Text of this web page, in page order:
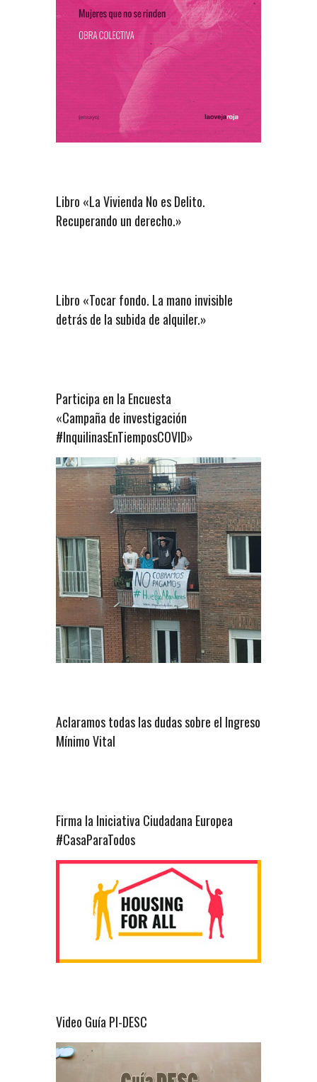
Libro «La Vivienda No es Delito.
Recuperando un derecho.»
Libro «Tocar fondo. La mano invisible
detrás de la subida de alquiler.»
Participa en la Encuesta
«Campaña de investigación
#InquilinasEnTiemposCOVID»
Aclaramos todas las dudas sobre el Ingreso
Mínimo Vital
Firma la Iniciativa Ciudadana Europea
#CasaParaTodos
Video Guía PI-DESC